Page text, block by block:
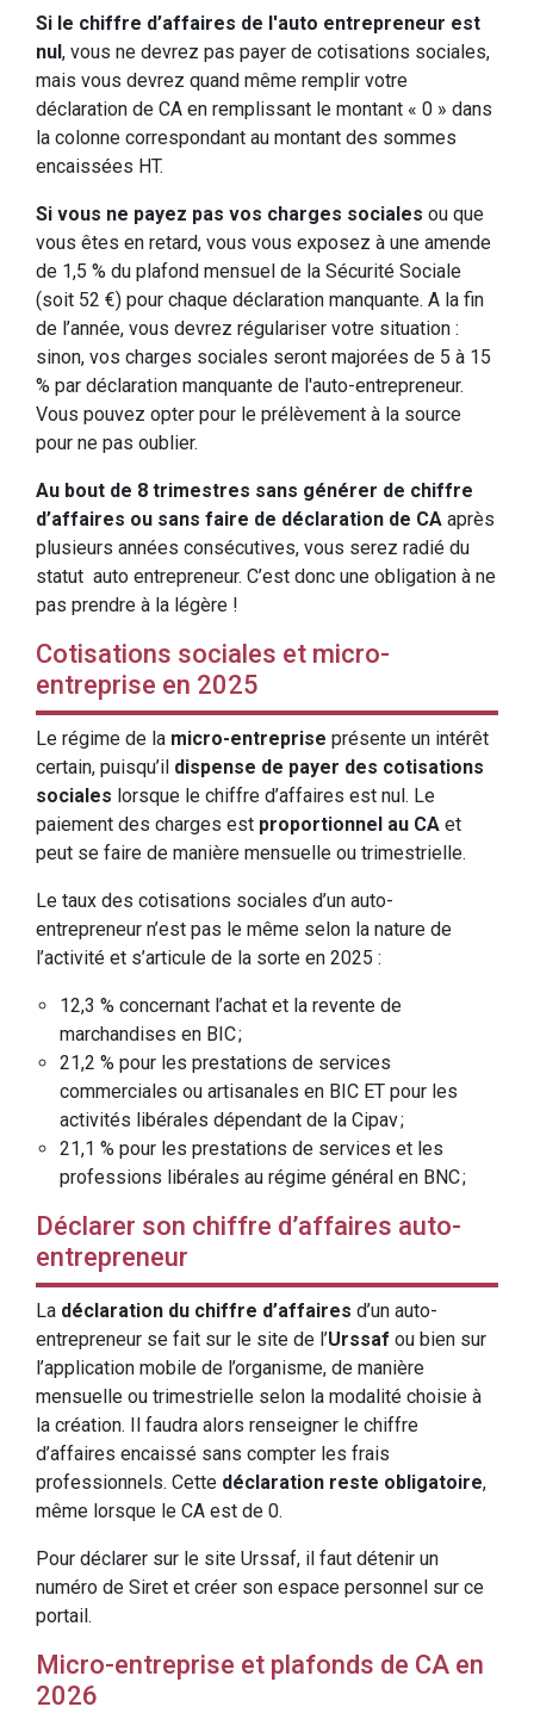
Si le chiffre d’affaires de l'auto entrepreneur est
nul, vous ne devrez pas payer de cotisations sociales,
mais vous devrez quand même remplir votre
déclaration de CA en remplissant le montant « 0 » dans
la colonne correspondant au montant des sommes
encaissées HT.
Si vous ne payez pas vos charges sociales ou que
vous êtes en retard, vous vous exposez à une amende
de 1,5 % du plafond mensuel de la Sécurité Sociale
(soit 52 €) pour chaque déclaration manquante. A la fin
de l’année, vous devrez régulariser votre situation :
sinon, vos charges sociales seront majorées de 5 à 15
% par déclaration manquante de l'auto-entrepreneur.
Vous pouvez opter pour le prélèvement à la source
pour ne pas oublier.
Au bout de 8 trimestres sans générer de chiffre
d’affaires ou sans faire de déclaration de CA après
plusieurs années consécutives, vous serez radié du
statut auto entrepreneur. C’est donc une obligation à ne
pas prendre à la légère !
Cotisations sociales et micro-
entreprise en 2025
Le régime de la micro-entreprise présente un intérêt
certain, puisqu’il dispense de payer des cotisations
sociales lorsque le chiffre d’affaires est nul. Le
paiement des charges est proportionnel au CA et
peut se faire de manière mensuelle ou trimestrielle.
Le taux des cotisations sociales d’un auto-
entrepreneur n’est pas le même selon la nature de
l’activité et s’articule de la sorte en 2025 :
12,3 % concernant l’achat et la revente de
marchandises en BIC ;
21,2 % pour les prestations de services
commerciales ou artisanales en BIC ET pour les
activités libérales dépendant de la Cipav ;
21,1 % pour les prestations de services et les
professions libérales au régime général en BNC ;
Déclarer son chiffre d’affaires auto-
entrepreneur
La déclaration du chiffre d’affaires d’un auto-
entrepreneur se fait sur le site de l’Urssaf ou bien sur
l’application mobile de l’organisme, de manière
mensuelle ou trimestrielle selon la modalité choisie à
la création. Il faudra alors renseigner le chiffre
d’affaires encaissé sans compter les frais
professionnels. Cette déclaration reste obligatoire,
même lorsque le CA est de 0.
Pour déclarer sur le site Urssaf, il faut détenir un
numéro de Siret et créer son espace personnel sur ce
portail.
Micro-entreprise et plafonds de CA en
2026